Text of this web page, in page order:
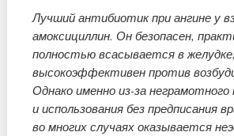
Лучший антибиотик при ангине у
амоксициллин. Он безопасен,
полностью всасывается в желудке,
высокоэффективен против
Однако именно из-за неграмотного
и использования без предписания
во многих случаях оказывается